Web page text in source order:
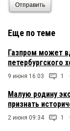
об
Хм 13
Отправить
Еще по теме
Газпром может
петербургского
9 июня 16:03 1
Малую родину
признать
2 июня 09:34 1